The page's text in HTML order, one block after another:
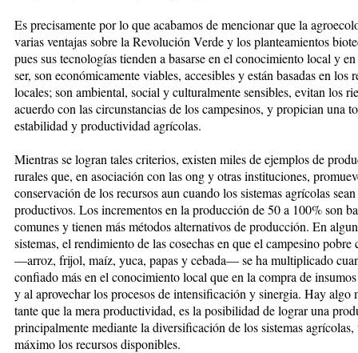
Es precisamente por lo que acaba­mos de mencionar que la
varias ventajas sobre la Re­vo­lu­ción Verde y los plantea­mien­tos
pues sus tecnologías tien­­den a basarse en el conocimiento lo­cal y
ser, son económicamente viables, accesibles y están ba­sa­das en los
locales; son am­bien­tal, social y culturalmente sensibles, evi­tan los
acuerdo con las cir­cuns­tancias de los campesinos, y pro­pician una
estabilidad y productividad agrícolas.
Mien­tras se logran tales criterios, existen miles de ejemplos de
rurales que, en asociación con las ong y otras instituciones,
conservación de los re­­cur­sos aun cuando los sistemas agríco­las
productivos. Los incremen­tos en la producción de 50 a 100% son
comunes y tienen más mé­to­dos alternativos de producción. En
sistemas, el ren­di­­mien­to de las cosechas en que el cam­pesino pobre
—arroz, frijol, maíz, yuca, papas y cebada— se ha multiplicado
confiado más en el conocimiento local que en la compra de
y al aprovechar los procesos de inten­si­ficación y sinergia. Hay
tante que la mera pro­duc­ti­vidad, es la posibilidad de lograr una
principalmente mediante la diversificación de los sistemas agrí­co­las,
máximo los recursos dis­po­nibles.